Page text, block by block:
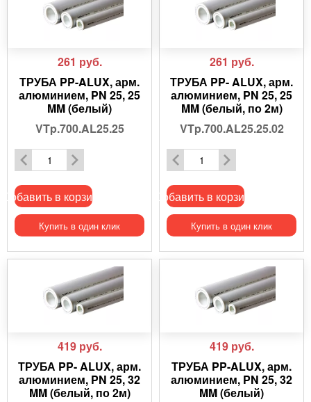
261 руб.
ТРУБА PP-ALUX, арм.
алюминием, PN 25, 25
MM (белый)
VTp.700.AL25.25
Добавить в корзину
Купить в один клик
261 руб.
ТРУБА PP- ALUX, арм.
алюминием, PN 25, 25
MM (белый, по 2м)
VTp.700.AL25.25.02
Добавить в корзину
Купить в один клик
419 руб.
ТРУБА PP- ALUX, арм.
алюминием, PN 25, 32
MM (белый, по 2м)
419 руб.
ТРУБА PP-ALUX, арм.
алюминием, PN 25, 32
MM (белый)